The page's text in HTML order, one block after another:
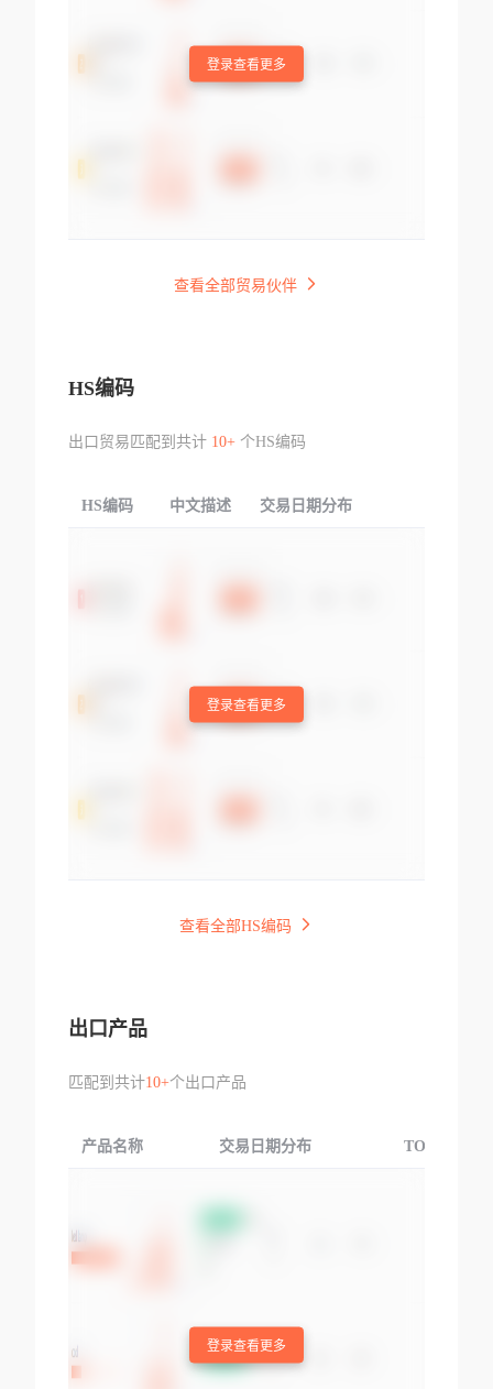
登录查看更多
查看全部贸易伙伴
HS编码
出口贸易匹配到共计 10+个HS编码
HS编码 中文描述 交易日期分布
登录查看更多
查看全部HS编码
出口产品
匹配到共计10+个出口产品
产品名称 交易日期分布 TOP3交易国
登录查看更多